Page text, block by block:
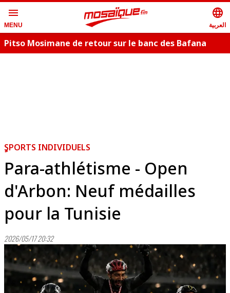
menu
MENU
language
العربية
Pitso Mosimane de retour sur le banc des Bafana
ٍSPORTS INDIVIDUELS
Para-athlétisme - Open
d'Arbon: Neuf médailles
pour la Tunisie
2026/05/17 20:32